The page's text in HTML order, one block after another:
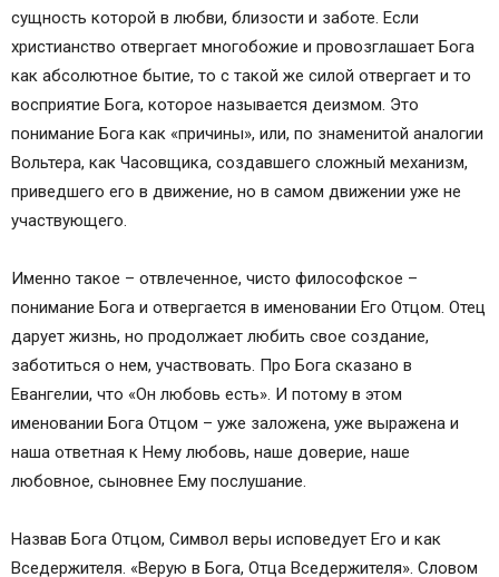
сущность которой в любви, близости и заботе. Если
христианство отвергает многобожие и провозглашает Бога
как абсолютное бытие, то с такой же силой отвергает и то
восприятие Бога, которое называется деизмом. Это
понимание Бога как «причины», или, по знаменитой аналогии
Вольтера, как Часовщика, создавшего сложный механизм,
приведшего его в движение, но в самом движении уже не
участвующего.
Именно такое – отвлеченное, чисто философское –
понимание Бога и отвергается в именовании Его Отцом. Отец
дарует жизнь, но продолжает любить свое создание,
заботиться о нем, участвовать. Про Бога сказано в
Евангелии, что «Он любовь есть». И потому в этом
именовании Бога Отцом – уже заложена, уже выражена и
наша ответная к Нему любовь, наше доверие, наше
любовное, сыновнее Ему послушание.
Назвав Бога Отцом, Символ веры исповедует Его и как
Вседержителя. «Верую в Бога, Отца Вседержителя». Словом